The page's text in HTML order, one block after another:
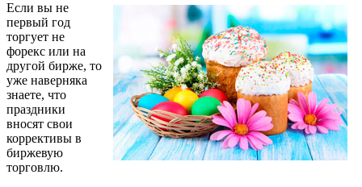
Если вы не
первый год
торгует не
форекс или на
другой бирже, то
уже наверняка
знаете, что
праздники
вносят свои
коррективы в
биржевую
торговлю.